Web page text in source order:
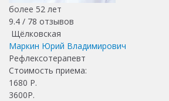
более 52 лет
9.4 / 78 отзывов
Щёлковская
Маркин Юрий Владимирович
Рефлексотерапевт
Стоимость приема:
1680 Р.
3600Р.